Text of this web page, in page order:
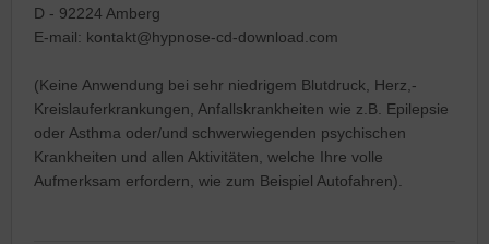
D - 92224 Amberg
E-mail: kontakt@hypnose-cd-download.com
(Keine Anwendung bei sehr niedrigem Blutdruck, Herz,-
Kreislauferkrankungen, Anfallskrankheiten wie z.B. Epilepsie
oder Asthma oder/und schwerwiegenden psychischen
Krankheiten und allen Aktivitäten, welche Ihre volle
Aufmerksam erfordern, wie zum Beispiel Autofahren).